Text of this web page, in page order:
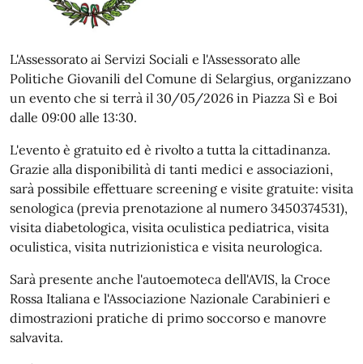
L'Assessorato ai Servizi Sociali e l'Assessorato alle
Politiche Giovanili del Comune di Selargius, organizzano
un evento che si terrà il 30/05/2026 in Piazza Sì e Boi
dalle 09:00 alle 13:30.
L'evento è gratuito ed è rivolto a tutta la cittadinanza.
Grazie alla disponibilità di tanti medici e associazioni,
sarà possibile effettuare screening e visite gratuite: visita
senologica (previa prenotazione al numero 3450374531),
visita diabetologica, visita oculistica pediatrica, visita
oculistica, visita nutrizionistica e visita neurologica.
Sarà presente anche l'autoemoteca dell'AVIS, la Croce
Rossa Italiana e l'Associazione Nazionale Carabinieri e
dimostrazioni pratiche di primo soccorso e manovre
salvavita.